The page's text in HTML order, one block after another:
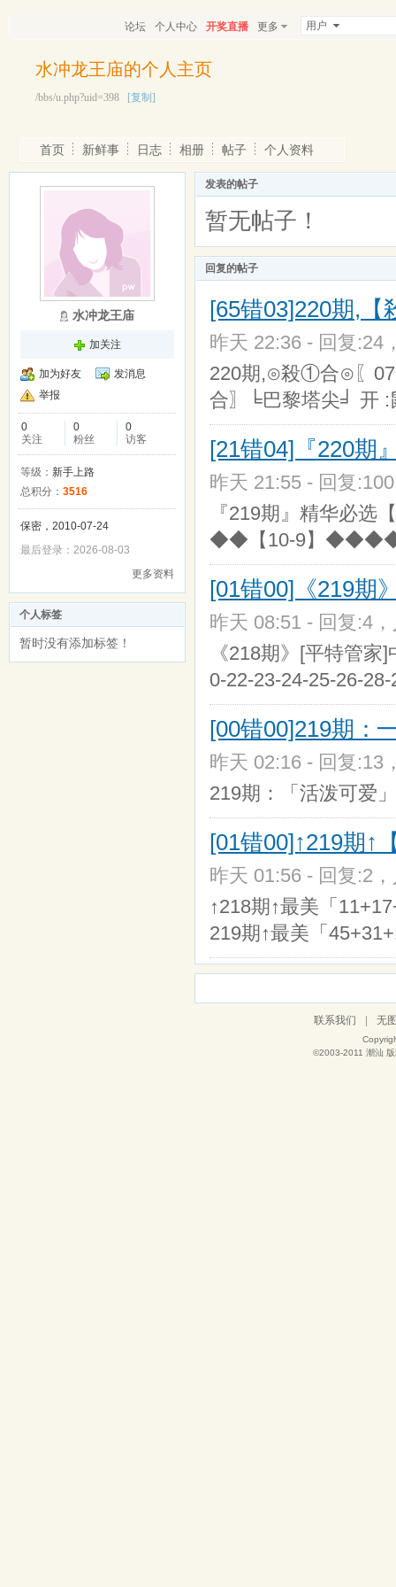
论坛 个人中心 开奖直播 更多 用户
水冲龙王庙的个人主页
/bbs/u.php?uid=398 [复制]
首页 新鲜事 日志 相册 帖子 个人资料
水冲龙王庙
加关注
加为好友
发消息
举报
0
关注
0
粉丝
0
访客
等级： 新手上路
总积分： 3516
保密，2010-07-24
最后登录：2026-08-03
更多资料
个人标签
暂时没有添加标签！
发表的帖子
暂无帖子！
回复的帖子
[65错03]220期,
昨天 22:36 - 回复:24
220期,⊙殺①合⊙〖
合〗╘巴黎塔尖╛ 开 :
[21错04]『220期
昨天 21:55 - 回复
『219期』精华
◆◆【10-9】
[01错00]《
昨天 08:51 - 回复:4
《218期》[平特管
0-22-23-24-25-26-
[00错00]219期
昨天 02:16 - 回复:13
219期：「活泼可爱
[01错00]↑219期
昨天 01:56 - 回复:2
↑218期↑最美「
219期↑最美「
联系我们 无
©2003-2011 潮汕